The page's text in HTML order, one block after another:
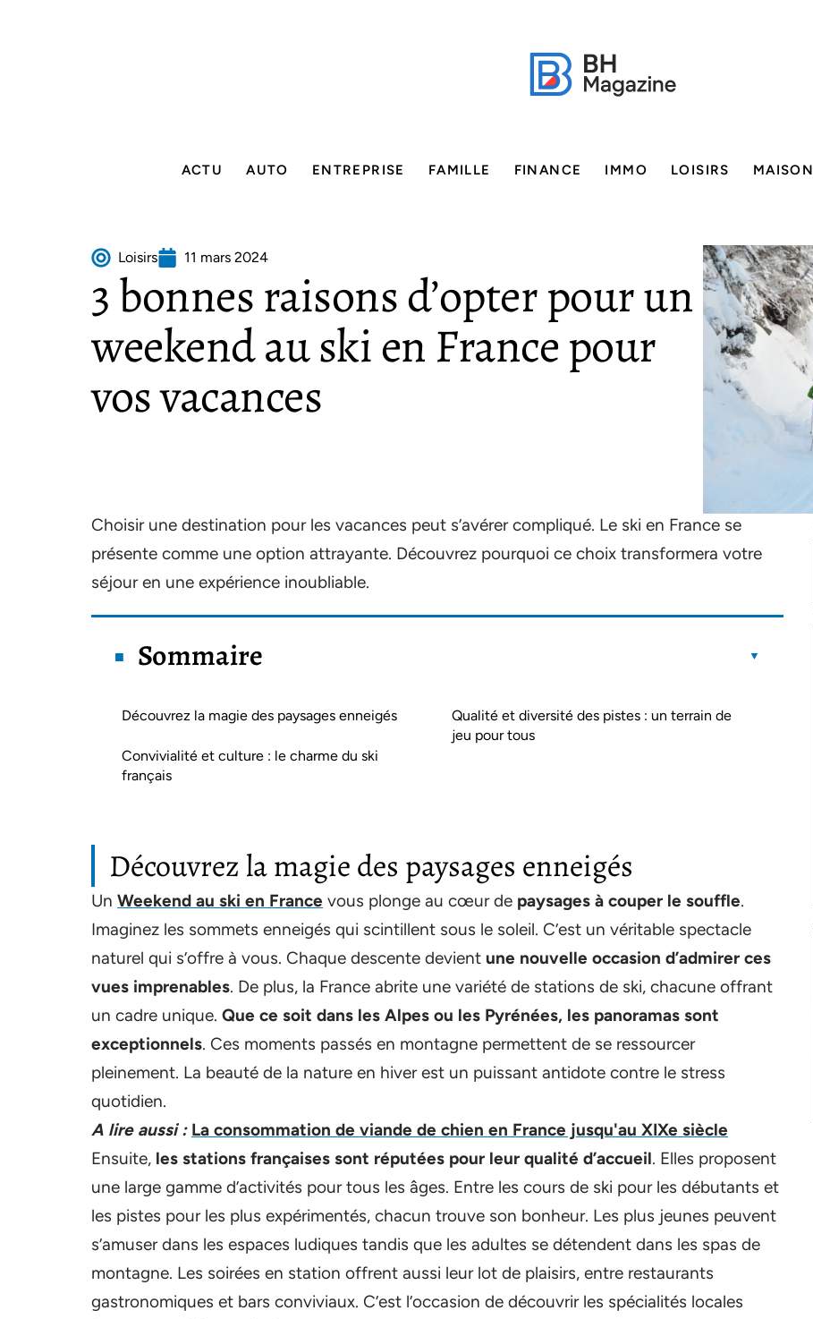
ACTU AUTO ENTREPRISE FAMILLE FINANCE IMMO LOISIRS MAISON
Loisirs 11 mars 2024
3 bonnes raisons d’opter pour un
weekend au ski en France pour
vos vacances
Choisir une destination pour les vacances peut s’avérer compliqué. Le ski en France se
présente comme une option attrayante. Découvrez pourquoi ce choix transformera votre
séjour en une expérience inoubliable.
Sommaire
Découvrez la magie des paysages enneigés
Convivialité et culture : le charme du ski
français
Qualité et diversité des pistes : un terrain de
jeu pour tous
Découvrez la magie des paysages enneigés
Un Weekend au ski en France vous plonge au cœur de paysages à couper le souffle.
Imaginez les sommets enneigés qui scintillent sous le soleil. C’est un véritable spectacle
naturel qui s’offre à vous. Chaque descente devient une nouvelle occasion d’admirer ces
vues imprenables. De plus, la France abrite une variété de stations de ski, chacune offrant
un cadre unique. Que ce soit dans les Alpes ou les Pyrénées, les panoramas sont
exceptionnels. Ces moments passés en montagne permettent de se ressourcer
pleinement. La beauté de la nature en hiver est un puissant antidote contre le stress
quotidien.
A lire aussi : La consommation de viande de chien en France jusqu'au XIXe siècle
Ensuite, les stations françaises sont réputées pour leur qualité d’accueil. Elles proposent
une large gamme d’activités pour tous les âges. Entre les cours de ski pour les débutants et
les pistes pour les plus expérimentés, chacun trouve son bonheur. Les plus jeunes peuvent
s’amuser dans les espaces ludiques tandis que les adultes se détendent dans les spas de
montagne. Les soirées en station offrent aussi leur lot de plaisirs, entre restaurants
gastronomiques et bars conviviaux. C’est l’occasion de découvrir les spécialités locales